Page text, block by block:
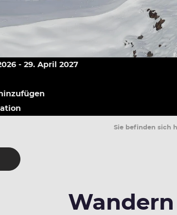
- 29. April 2027
Sie befinden sich